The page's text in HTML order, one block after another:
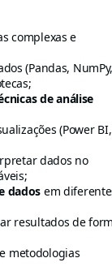
complexas e
(Pandas,
de análise
(Power BI,
dados no
dados em
resultados de
e metodologias